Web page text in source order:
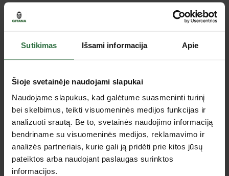
Sutikimas Išsami informacija Apie
Šioje svetainėje naudojami slapukai
Naudojame slapukus, kad galėtume suasmeninti turinį
bei skelbimus, teikti visuomeninės medijos funkcijas ir
analizuoti srautą. Be to, svetainės naudojimo informaciją
bendriname su visuomeninės medijos, reklamavimo ir
analizės partneriais, kurie gali ją pridėti prie kitos jūsų
pateiktos arba naudojant paslaugas surinktos
informacijos.
Rekomenduojami priedai
Sriegių šiurkštinimo
prietaisas 3/8"-2"
ROHTENBERGER
176,66 €
Skystis sriegimui
ROTHENBERGER
RONOL SYN